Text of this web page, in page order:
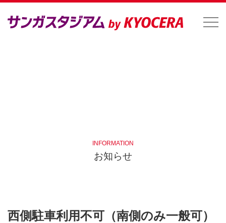
INFORMATION
お知らせ
西側駐車利用不可（南側のみ一般可）